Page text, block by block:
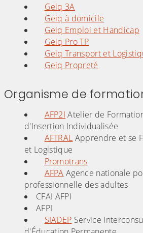
Geiq 3A
Geiq à domicile
Geiq Emploi et Handicap
Geiq Pro TP
Geiq Transport et
Geiq Propreté
Organisme de
AFP2I Atelier de
d'Insertion Individualisée
AFTRAL Apprendre et se
et Logistique
Promotrans
AFPA Agence nationale
professionnelle des adultes
CFAI AFPI
AFPI
SIADEP Service